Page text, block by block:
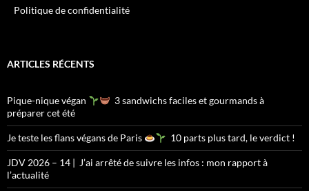
Politique de confidentialité
ARTICLES RÉCENTS
Pique-nique végan
3 sandwichs faciles et gourmands à
préparer cet été
Je teste les flans végans de Paris 10 parts plus tard, le verdict !
JDV 2026 – 14 | J’ai arrêté de suivre les infos : mon rapport à
l’actualité